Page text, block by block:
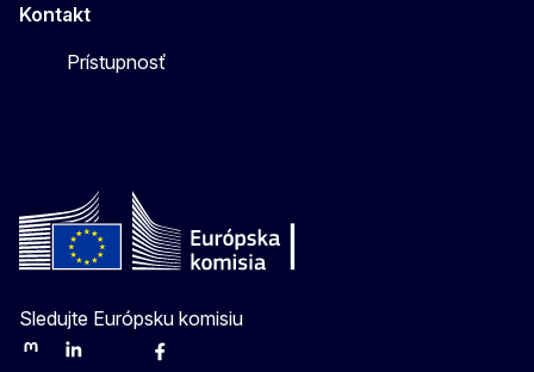
Kontakt
Prístupnosť
Sledujte Európsku komisiu
MastodonLinkedInBlueskyFacebook